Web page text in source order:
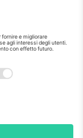
controlla la